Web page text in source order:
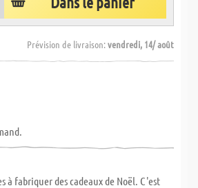
Prévision de livraison:vendredi, 14/ août
à fabriquer des cadeaux de Noël. C'est